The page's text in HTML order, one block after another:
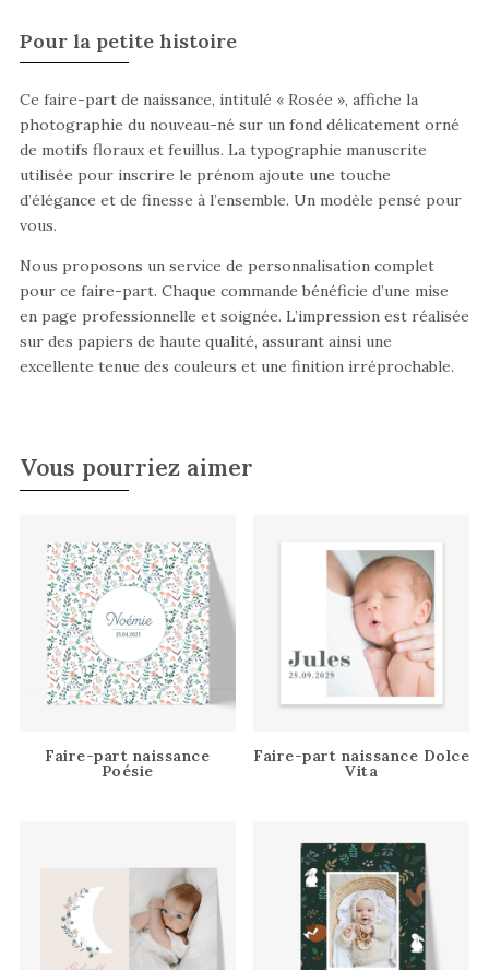
Pour la petite histoire
Ce faire-part de naissance, intitulé « Rosée », affiche la
photographie du nouveau-né sur un fond délicatement orné
de motifs floraux et feuillus. La typographie manuscrite
utilisée pour inscrire le prénom ajoute une touche
d’élégance et de finesse à l’ensemble. Un modèle pensé pour
vous.
Nous proposons un service de personnalisation complet
pour ce faire-part. Chaque commande bénéficie d’une mise
en page professionnelle et soignée. L’impression est réalisée
sur des papiers de haute qualité, assurant ainsi une
excellente tenue des couleurs et une finition irréprochable.
Vous pourriez aimer
Faire-part naissance
Poésie
Faire-part naissance Dolce
Vita